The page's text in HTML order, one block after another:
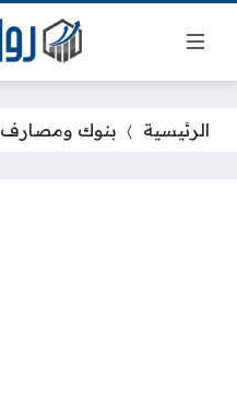
الرئيسية بنوك ومصارف